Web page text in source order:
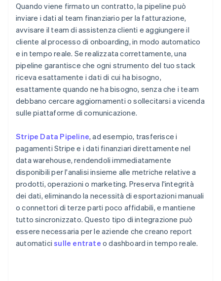
Quando viene firmato un contratto, la pipeline può
inviare i dati al team finanziario per la fatturazione,
avvisare il team di assistenza clienti e aggiungere il
cliente al processo di onboarding, in modo automatico
e in tempo reale. Se realizzata correttamente, una
pipeline garantisce che ogni strumento del tuo stack
riceva esattamente i dati di cui ha bisogno,
esattamente quando ne ha bisogno, senza che i team
debbano cercare aggiornamenti o sollecitarsi a vicenda
sulle piattaforme di comunicazione.
Stripe Data Pipeline, ad esempio, trasferisce i
pagamenti Stripe e i dati finanziari direttamente nel
data warehouse, rendendoli immediatamente
disponibili per l'analisi insieme alle metriche relative a
prodotti, operazioni o marketing. Preserva l'integrità
dei dati, eliminando la necessità di esportazioni manuali
o connettori di terze parti poco affidabili, e mantiene
tutto sincronizzato. Questo tipo di integrazione può
essere necessaria per le aziende che creano report
automaticisulle entrate o dashboard in tempo reale.